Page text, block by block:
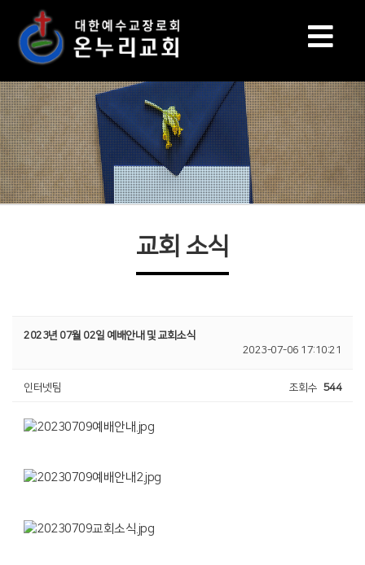
교회 소식
2023년 07월 02일 예배안내 및 교회소식
2023-07-06 17:10:21
인터넷팀 조회수 544